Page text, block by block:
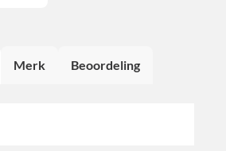
Merk Beoordeling